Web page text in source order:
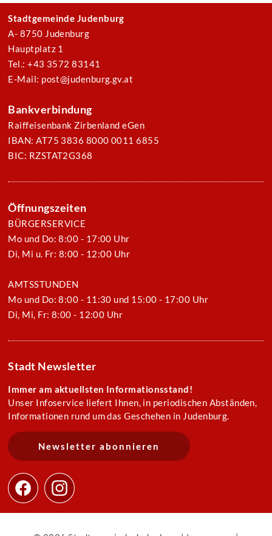
Stadtgemeinde Judenburg
A- 8750 Judenburg
Hauptplatz 1
Tel.: +43 3572 83141
E-Mail: post@judenburg.gv.at
Bankverbindung
Raiffeisenbank Zirbenland eGen
IBAN: AT75 3836 8000 0011 6855
BIC: RZSTAT2G368
Öffnungszeiten
BÜRGERSERVICE
Mo und Do: 8:00 - 17:00 Uhr
Di, Mi u. Fr: 8:00 - 12:00 Uhr
AMTSSTUNDEN
Mo und Do: 8:00 - 11:30 und 15:00 - 17:00 Uhr
Di, Mi, Fr: 8:00 - 12:00 Uhr
Stadt Newsletter
Immer am aktuellsten Informationsstand!
Unser Infoservice liefert Ihnen, in periodischen Abständen,
Informationen rund um das Geschehen in Judenburg.
Newsletter abonnieren